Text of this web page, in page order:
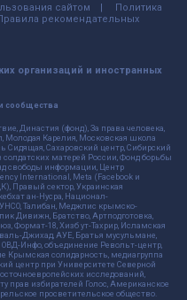
сайтом
Политика
рекомендательных
организаций и иностранных
сообщества
Династия (фонд), За права человека,
Молодая Карелия, Московская школа
Сидящая, Сахаровский центр, Сибирский
матерей России, Фонд борьбы
свободы информации, Центр
International, Meta (Facebook и
Правый сектор, Украинская
ан-Нусра, Национал-
Талибан, Меджлис крымско-
Дивижн, Братство, Артподготовка,
Формат-18, Хизб ут-Тахрир, Исламская
Джихад, АУЕ, Братья мусульмане,
Инфо, объединение Револьт-центр,
Крымская солидарность, медиагруппа
центр при Университете Северной
исследований,
прав избирателей Голос, Американское
просветительское общество.